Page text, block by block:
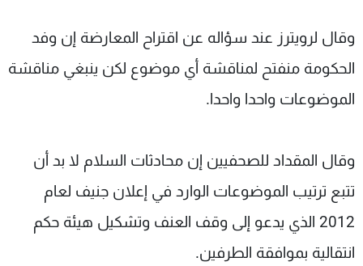
وقال لرويترز عند سؤاله عن اقتراح المعارضة إن وفد
الحكومة منفتح لمناقشة أي موضوع لكن ينبغي مناقشة
الموضوعات واحدا واحدا.
وقال المقداد للصحفيين إن محادثات السلام لا بد أن
تتبع ترتيب الموضوعات الوارد في إعلان جنيف لعام
2012 الذي يدعو إلى وقف العنف وتشكيل هيئة حكم
انتقالية بموافقة الطرفين.